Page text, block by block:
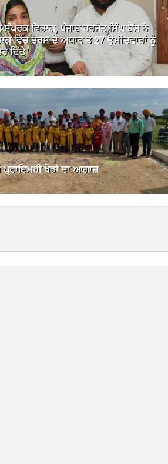
ਸੰਪਰਕ ਵਿਭਾਗ, ਪੰਜਾਬ ਹਰਜੋਤ ਸਿੰਘ ਬੈਂਸ ਨੇ
ਵਿੱਚ ਤਰਸ ਦੇ ਅਧਾਰ ਤੇ 27 ਉਮੀਦਵਾਰਾਂ ਨੂੰ
ਦਿੱਤੇ
ਪ੍ਰਾਇਮਰੀ ਖੇਡਾਂ ਦਾ ਆਗਾਜ਼